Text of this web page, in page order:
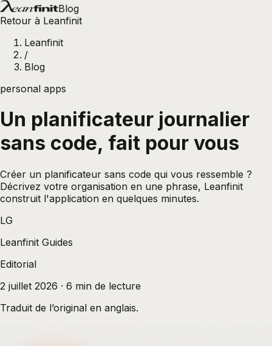
Blog
Retour à Leanfinit
Leanfinit
/
Blog
personal apps
Un planificateur journalier
sans code, fait pour vous
Créer un planificateur sans code qui vous ressemble ?
Décrivez votre organisation en une phrase, Leanfinit
construit l'application en quelques minutes.
LG
Leanfinit Guides
Editorial
2 juillet 2026 · 6 min de lecture
Traduit de l’original en anglais.